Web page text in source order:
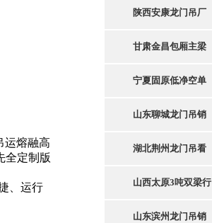
运熔融高
全定制版
、运行
陕西安康龙门吊厂
甘肃金昌包厢主梁
宁夏固原低净空单
山东聊城龙门吊销
湖北荆州龙门吊看
山西太原3吨双梁行
山东滨州龙门吊销